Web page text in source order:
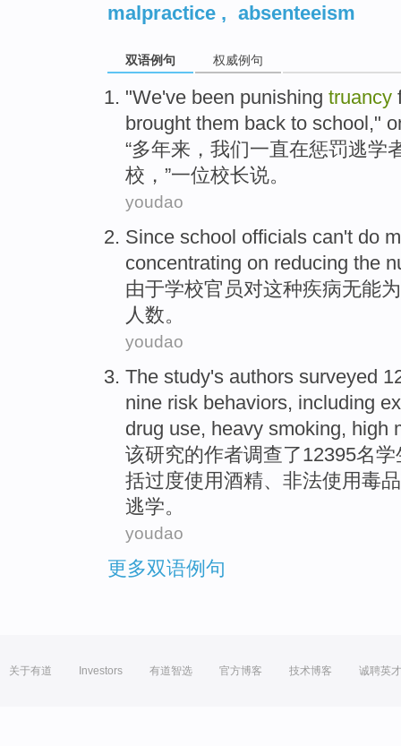
malpractice , absenteeism
双语例句 权威例句
"We've been punishing truancy
brought them back to school ,"
“多年来， 我们一直在惩罚逃学
校 ，”一位校长说。
youdao
Since school officials can't do
concentrating on reducing the
由于学校官员对这种疾病无能
人数。
youdao
The study's authors surveyed
nine risk behaviors, including
drug use, heavy smoking, high
该研究的作者调查了12395名学
括过度使用酒精、 非法使用毒品
逃学。
youdao
更多双语例句
关于有道 Investors 有道智选 官方博客 技术博客 诚聘英才